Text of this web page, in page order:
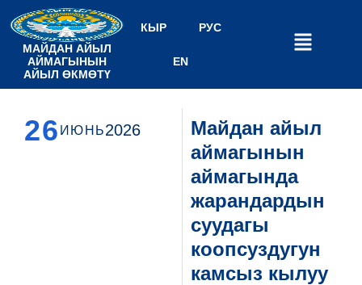
МАЙДАН АЙЫЛ
АЙМАГЫНЫН
АЙЫЛ ӨКМӨТҮ
КЫР РУС
EN
26 ИЮНЬ2026
Майдан айыл
аймагынын
аймагында
жарандардын
суудагы
коопсуздугун
камсыз кылуу